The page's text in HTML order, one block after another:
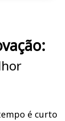
é curto